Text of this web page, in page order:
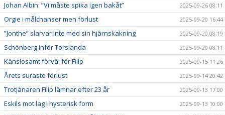
Johan Albin: ”Vi måste spika igen bakåt” 2025-09-26 08:11
Orgie i målchanser men förlust 2025-09-20 16:44
”Jonthe” slarvar inte med sin hjärnskakning 2025-09-20 08:19
Schönberg inför Torslanda 2025-09-20 08:11
Känslosamt förväl för Filip 2025-09-15 11:26
Årets suraste förlust 2025-09-14 20:42
Trotjänaren Filip lämnar efter 23 år 2025-09-13 17:00
Eskils mot lag i hysterisk form 2025-09-13 10:00